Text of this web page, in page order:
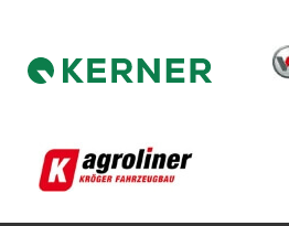
Kerner
Agroliner